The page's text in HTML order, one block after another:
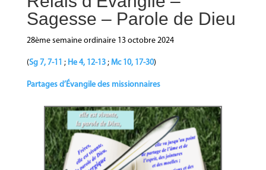
Sagesse – Parole de Dieu
28ème semaine ordinaire 13 octobre 2024
(Sg 7, 7-11 ; He 4, 12-13; Mc 10, 17-30)
Partages d’Évangile des missionnaires